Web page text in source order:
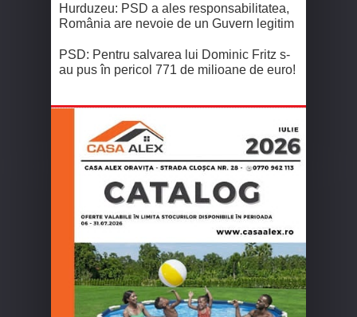
Hurduzeu: PSD a ales responsabilitatea,
România are nevoie de un Guvern legitim
PSD: Pentru salvarea lui Dominic Fritz s-
au pus în pericol 771 de milioane de euro!